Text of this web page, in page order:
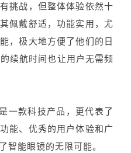
挑战，但整体体验依然十
佩戴舒适，功能实用，尤
，极大地方便了他们的日
续航时间也让用户无需频
款科技产品，更代表了
能、优秀的用户体验和广
智能眼镜的无限可能。